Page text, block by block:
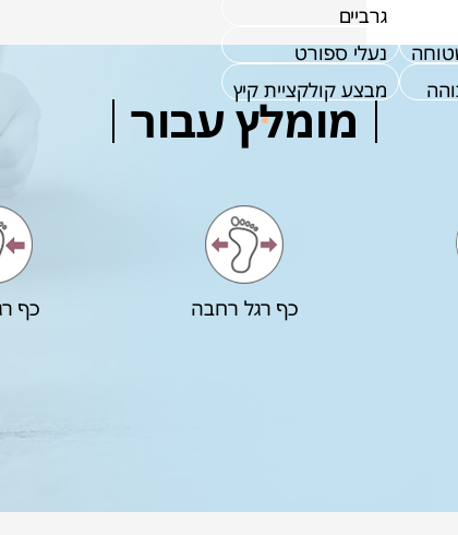
גרביים
נעלי ספורט
מבצע קולקציית קיץ
מומלץ עבור
כף רגל רחבה כף